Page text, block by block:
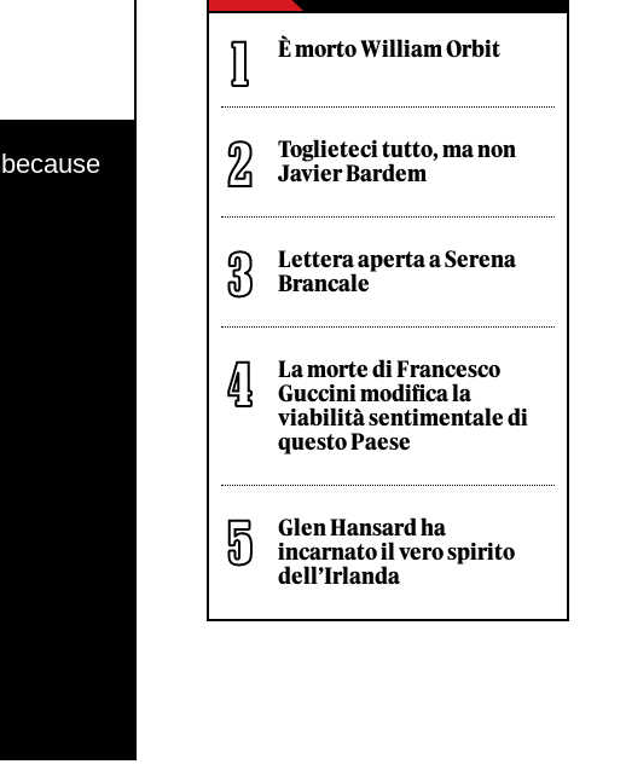
È morto William Orbit
Toglieteci tutto, ma non
Javier Bardem
Lettera aperta a Serena
Brancale
La morte di Francesco
Guccini modifica la
viabilità sentimentale di
questo Paese
Glen Hansard ha
incarnato il vero spirito
dell’Irlanda